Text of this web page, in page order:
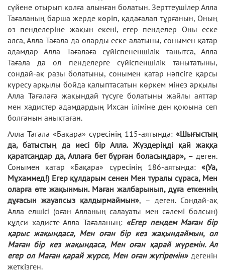
сүйене отырып қолға алынған болатын. Зерттеушілер Алла
Тағаланың барша жерде көріп, қадағалап тұрғанын, Оның
өз пенделеріне жақын екені, егер пенделер Оны еске
алса, Алла Тағала да оларды еске алатыны, сонымен қатар
адамдар Алла Тағалаға сүйіспененшілік танытса, Алла
Тағала да ол пенделерге сүйіспеншілік танытатыны,
сондай-ақ разы болатыны, сонымен қатар нәпсіге қарсы
күресу арқылы бойда қалыптасатын көркем мінез арқылы
Алла Тағалаға жақындай түсуге болатыны жайлы аяттар
мен хадистер адамдардың Ихсан іліміне ден қоюына сеп
болғанын анықтаған.
Алла Тағала «Бақара» сүресінің 115-аятында: «Шығыстың
да, батыстың да иесі бір Алла. Жүздеріңді қай жаққа
қаратсаңдар да, Аллаға бет бұрған боласыңдар», – деген.
Сонымен қатар «Бақара» сүресінің 186-аятында: «(Уа,
Мұхаммед!) Егер құлдарым сенен Мен туралы сұраса, Мен
оларға өте жақынмын. Маған жалбарынып, дұға еткеннің
дұғасын жауапсыз қалдырмаймын», – деген. Сондай-ақ
Алла елшісі (оған Алланың салауаты мен сәлемі болсын)
құдси хадисте Алла Тағаланың: «Егер пендем Маған бір
қарыс жақындаса, Мен оған бір кез жақындаймын, ол
Маған бір кез жақындаса, Мен оған қарай жүремін. Ал
егер ол Маған қарай жүрсе, Мен оған жүгіремін»дегенін
жеткізген.